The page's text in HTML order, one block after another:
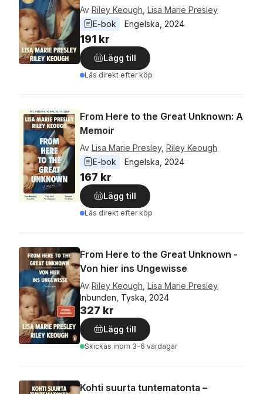
Av Riley Keough Lisa Marie Presley
E-bok
Engelska 2024
191 kr
Lägg till
Läs direkt efter köp
From Here to the Great Unknown: A
Memoir
Av Lisa Marie Presley, Riley Keough
E-bok
Engelska 2024
167 kr
Lägg till
Läs direkt efter köp
From Here to the Great Unknown -
Von hier ins Ungewisse
Av Riley Keough Lisa Marie Presley
Inbunden, Tyska, 2024
327 kr
Lägg till
Skickas inom 3-6 vardagar
Kohti suurta tuntematonta –